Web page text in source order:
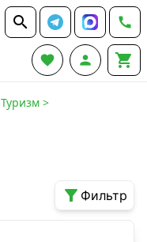
 
  
Туризм >
 Фильтр